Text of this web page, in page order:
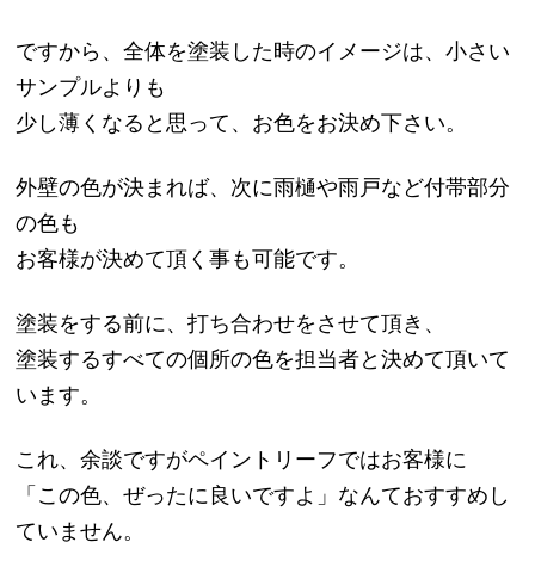
ですから、全体を塗装した時のイメージは、小さい
サンプルよりも
少し薄くなると思って、お色をお決め下さい。
外壁の色が決まれば、次に雨樋や雨戸など付帯部分
の色も
お客様が決めて頂く事も可能です。
塗装をする前に、打ち合わせをさせて頂き、
塗装するすべての個所の色を担当者と決めて頂いて
います。
これ、余談ですがペイントリーフではお客様に
「この色、ぜったに良いですよ」なんておすすめし
ていません。